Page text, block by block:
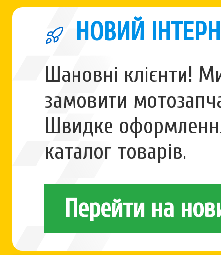
НОВИЙ
Шановні клієнти!
замовити
Швидке
каталог товарів.
Перейти на